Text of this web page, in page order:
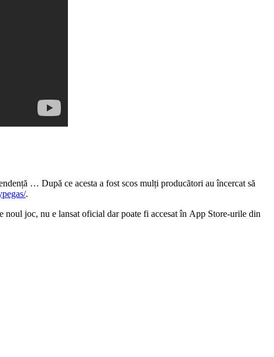
… După ce acesta a fost scos mulți producători au încercat să
.
noul joc, nu e lansat oficial dar poate fi accesat în App Store-urile din